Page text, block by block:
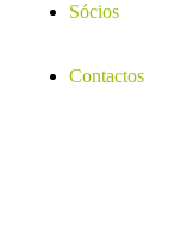
Sócios
Contactos